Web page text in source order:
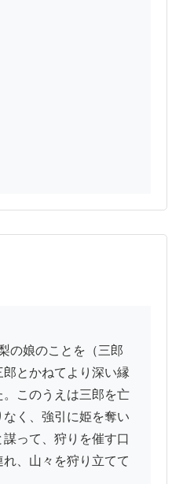
とかねてより深い縁
このうえは三郎を亡
く、強引に姫を奪い
って、狩りを催す口
、山々を狩り立てて